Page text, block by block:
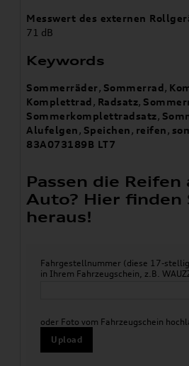
Messwert des externen
71 dB
Keywords
Sommerräder, Sommerrad,
Komplettrad, Radsatz,
Sommerkomplettradsatz,
Alufelgen, Speichen, reifen,
83A073189B LT7
Passen die Reifen
Auto? Hier finden
heraus!
Fahrgestellnummer (diese 17-
in Ihrem Fahrzeugschein, z.B.
oder Foto vom Fahrzeugschein
Upload